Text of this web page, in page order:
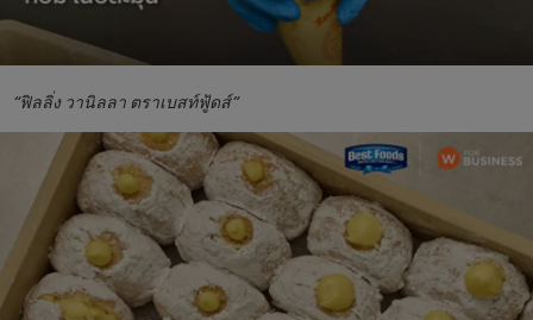
“ฟิลลิ่ง วานิลลา ตราเบสท์ฟู้ดส์”